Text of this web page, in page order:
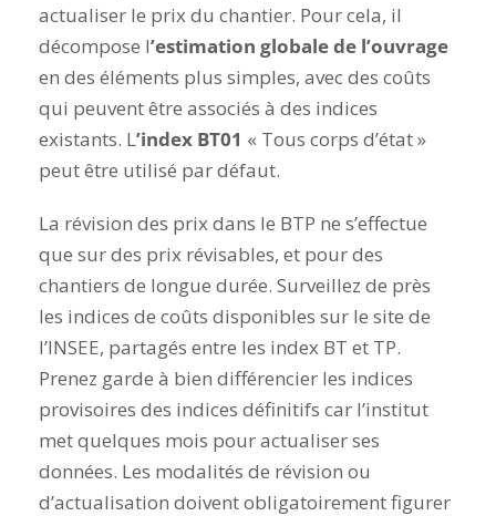
actualiser le prix du chantier. Pour cela, il
décompose l’estimation globale de l’ouvrage
en des éléments plus simples, avec des coûts
qui peuvent être associés à des indices
existants. L’index BT01 « Tous corps d’état »
peut être utilisé par défaut.
La révision des prix dans le BTP ne s’effectue
que sur des prix révisables, et pour des
chantiers de longue durée. Surveillez de près
les indices de coûts disponibles sur le site de
l’INSEE, partagés entre les index BT et TP.
Prenez garde à bien différencier les indices
provisoires des indices définitifs car l’institut
met quelques mois pour actualiser ses
données. Les modalités de révision ou
d’actualisation doivent obligatoirement figurer